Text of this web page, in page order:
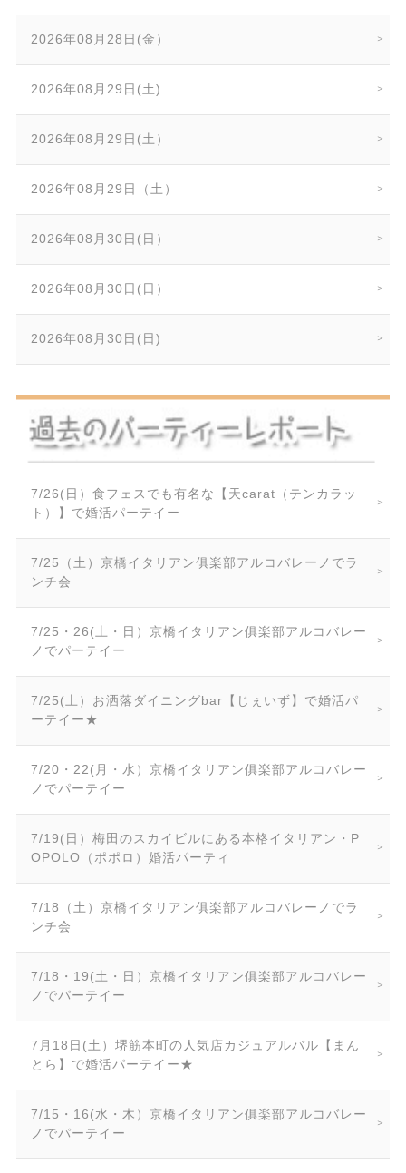
2026年08月28日(金）
2026年08月29日(土)
2026年08月29日(土）
2026年08月29日（土）
2026年08月30日(日）
2026年08月30日(日）
2026年08月30日(日)
7/26(日）食フェスでも有名な【天carat（テンカラッ
ト）】で婚活パーテイー
7/25（土）京橋イタリアン俱楽部アルコバレーノでラ
ンチ会
7/25・26(土・日）京橋イタリアン俱楽部アルコバレー
ノでパーテイー
7/25(土）お洒落ダイニングbar【じぇいず】で婚活パ
ーテイー★
7/20・22(月・水）京橋イタリアン俱楽部アルコバレー
ノでパーテイー
7/19(日）梅田のスカイビルにある本格イタリアン・P
OPOLO（ポポロ）婚活パーティ
7/18（土）京橋イタリアン俱楽部アルコバレーノでラ
ンチ会
7/18・19(土・日）京橋イタリアン俱楽部アルコバレー
ノでパーテイー
7月18日(土）堺筋本町の人気店カジュアルバル【まん
とら】で婚活パーテイー★
7/15・16(水・木）京橋イタリアン俱楽部アルコバレー
ノでパーテイー